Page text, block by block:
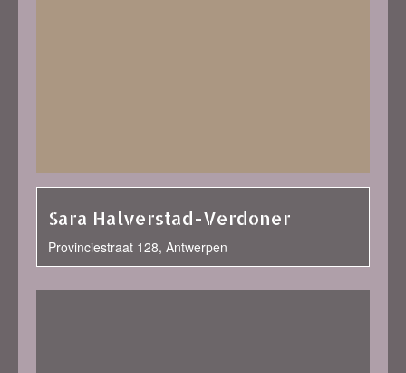
Sara Halverstad-Verdoner
Provinciestraat 128, Antwerpen